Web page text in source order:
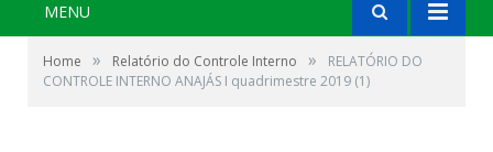
MENU
Home » Relatório do Controle Interno »
RELATÓRIO DO
CONTROLE INTERNO ANAJÁS I quadrimestre 2019 (1)